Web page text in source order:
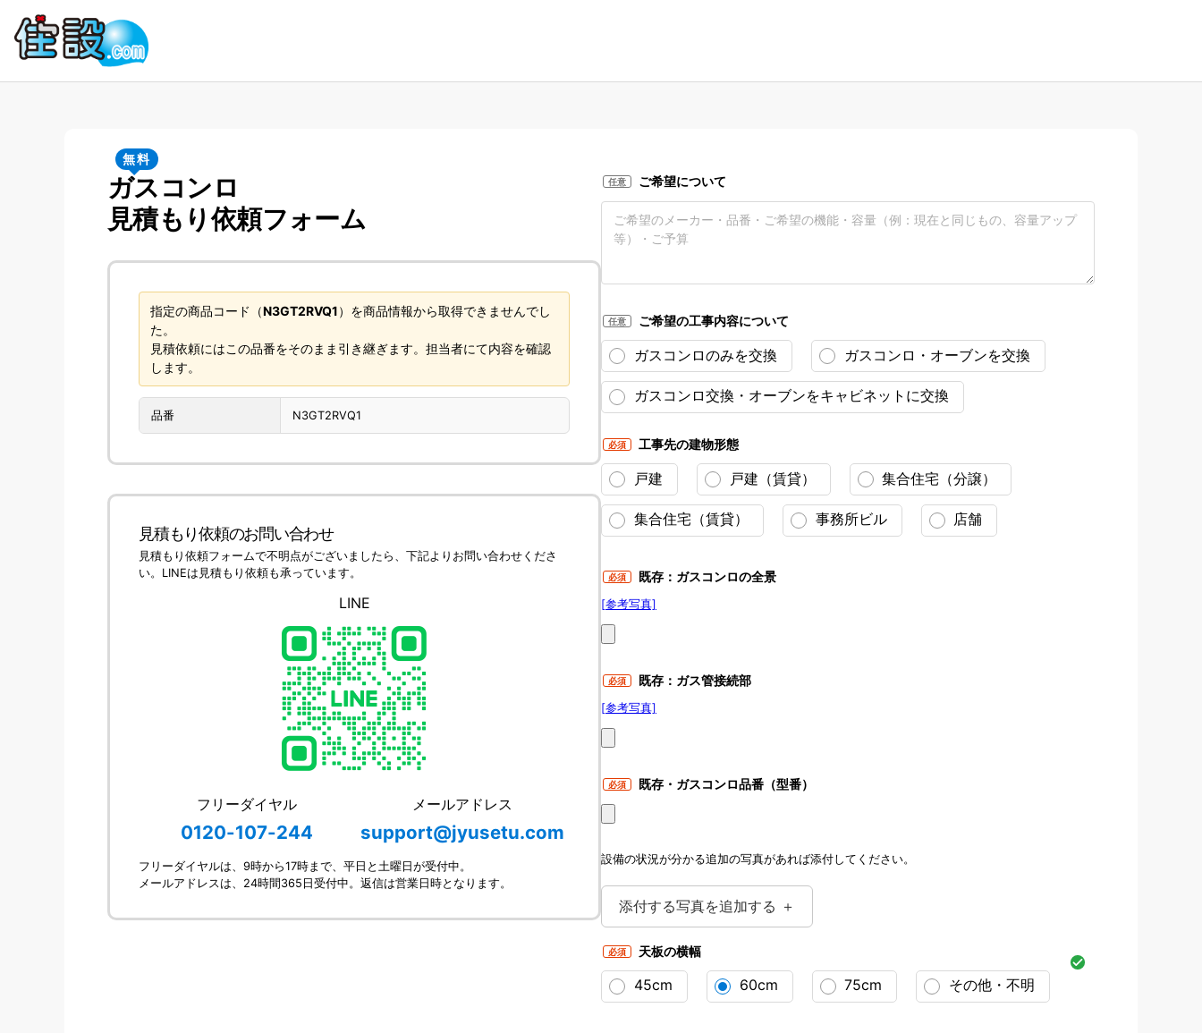
無料
ガスコンロ
見積もり依頼フォーム
指定の商品コード（N3GT2RVQ1）を商品情報から取得できませんでし
た。
見積依頼にはこの品番をそのまま引き継ぎます。担当者にて内容を確認
します。
品番 N3GT2RVQ1
見積もり依頼のお問い合わせ
見積もり依頼フォームで不明点がございましたら、下記よりお問い合わせくださ
い。LINEは見積もり依頼も承っています。
LINE
フリーダイヤル
0120-107-244
メールアドレス
support@jyusetu.com
フリーダイヤルは、9時から17時まで、平日と土曜日が受付中。
メールアドレスは、24時間365日受付中。返信は営業日時となります。
任意 ご希望について
任意 ご希望の工事内容について
ガスコンロのみを交換 ガスコンロ・オーブンを交換
ガスコンロ交換・オーブンをキャビネットに交換
必須 工事先の建物形態
戸建 戸建（賃貸） 集合住宅（分譲）
集合住宅（賃貸） 事務所ビル 店舗
必須 既存：ガスコンロの全景
[参考写真]
必須 既存：ガス管接続部
[参考写真]
必須 既存・ガスコンロ品番（型番）
設備の状況が分かる追加の写真があれば添付してください。
添付する写真を追加する ＋
必須 天板の横幅
45cm 60cm 75cm その他・不明